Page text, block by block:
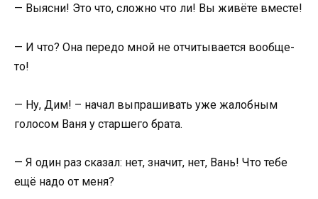
— Выясни! Это что, сложно что ли! Вы живёте вместе!
— И что? Она передо мной не отчитывается вообще-
то!
— Ну, Дим! – начал выпрашивать уже жалобным
голосом Ваня у старшего брата.
— Я один раз сказал: нет, значит, нет, Вань! Что тебе
ещё надо от меня?